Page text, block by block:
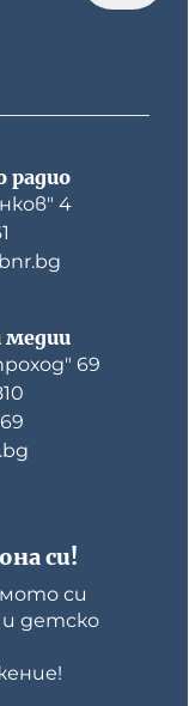
радио
4
си!
си
и детско
медии
69